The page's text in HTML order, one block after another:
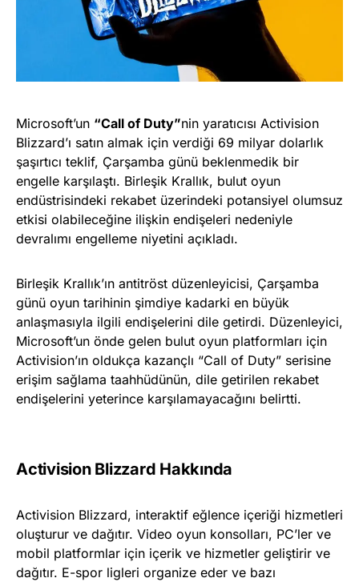
Microsoft’un “Call of Duty”nin yaratıcısı Activision
Blizzard’ı satın almak için verdiği 69 milyar dolarlık
şaşırtıcı teklif, Çarşamba günü beklenmedik bir
engelle karşılaştı. Birleşik Krallık, bulut oyun
endüstrisindeki rekabet üzerindeki potansiyel olumsuz
etkisi olabileceğine ilişkin endişeleri nedeniyle
devralımı engelleme niyetini açıkladı.
Birleşik Krallık’ın antitröst düzenleyicisi, Çarşamba
günü oyun tarihinin şimdiye kadarki en büyük
anlaşmasıyla ilgili endişelerini dile getirdi. Düzenleyici,
Microsoft’un önde gelen bulut oyun platformları için
Activision’ın oldukça kazançlı “Call of Duty” serisine
erişim sağlama taahhüdünün, dile getirilen rekabet
endişelerini yeterince karşılamayacağını belirtti.
Activision Blizzard Hakkında
Activision Blizzard, interaktif eğlence içeriği hizmetleri
oluşturur ve dağıtır. Video oyun konsolları, PC’ler ve
mobil platformlar için içerik ve hizmetler geliştirir ve
dağıtır. E-spor ligleri organize eder ve bazı